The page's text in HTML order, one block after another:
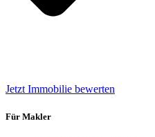
Jetzt Immobilie bewerten
Für Makler